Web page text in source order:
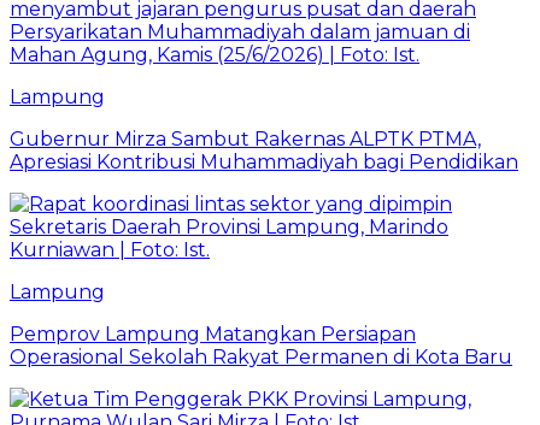
Lampung
Gubernur Mirza Sambut Rakernas ALPTK PTMA,
Apresiasi Kontribusi Muhammadiyah bagi Pendidikan
Lampung
Pemprov Lampung Matangkan Persiapan
Operasional Sekolah Rakyat Permanen di Kota Baru